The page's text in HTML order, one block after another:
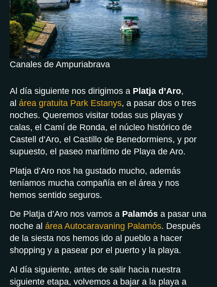
Canales de Ampuriabrava
Al día siguiente nos dirigimos a Platja d’Aro,
al área gratuita Park Estanys, a pasar dos o tres
noches. Queremos visitar todas sus playas y
calas, el Camí de Ronda, el núcleo histórico de
Castell d’Aro, el Castillo de Benedormiens, y por
supuesto, el paseo marítimo de Playa de Aro.
Platja d’Aro nos ha gustado mucho, además
teníamos mucha compañía en el área y nos
hemos sentido seguros.
De Platja d’Aro nos vamos a Palamós a pasar una
noche al área Autocaravaning Palamós. Después
de la siesta nos hemos ido al pueblo a hacer
shopping y a pasear por el puerto y la playa.
Al día siguiente, antes de salir hacia nuestra
siguiente etapa, volvemos a bajar a la playa a